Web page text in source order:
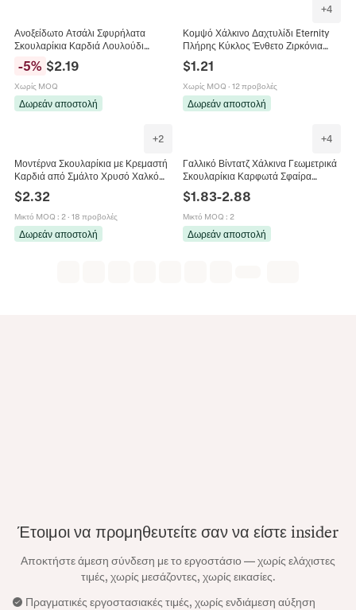
Ανοξείδωτο Ατσάλι Σφυρήλατα
Σκουλαρίκια Καρδιά Λουλούδι
Χρυσό Γεωμετρικά Μινιμαλιστικά
Γυναικεία Κοσμήματα
-5% $2.19
Χωρίς MOQ
Δωρεάν αποστολή
+4
Κομψό Χάλκινο Δαχτυλίδι Eternity
Πλήρης Κύκλος Ένθετο Ζιρκόνια
Λαμπερή Μινιμαλιστική Βέρα για
Γυναίκες Κοσμήματα Μόδας
$1.21
Χωρίς MOQ · 12 προβολές
Δωρεάν αποστολή
+2
Μοντέρνα Σκουλαρίκια με Κρεμαστή
Καρδιά από Σμάλτο Χρυσό Χαλκό
για Γυναίκες Κοσμήματα Δώρο
$2.32
Μικτό MOQ : 2· 18 προβολές
Δωρεάν αποστολή
+4
Γαλλικό Βίντατζ Χάλκινα Γεωμετρικά
Σκουλαρίκια Καρφωτά Σφαίρα
Μεταλλικά Σκουλαρίκια Κοσμήματα
Γυναικεία
$1.83-2.88
Μικτό MOQ : 2
Δωρεάν αποστολή
Έτοιμοι να προμηθευτείτε σαν να είστε insider
Αποκτήστε άμεση σύνδεση με το εργοστάσιο — χωρίς ελάχιστες
τιμές, χωρίς μεσάζοντες, χωρίς εικασίες.
Πραγματικές εργοστασιακές τιμές, χωρίς ενδιάμεση αύξηση